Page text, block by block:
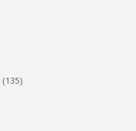
(135)